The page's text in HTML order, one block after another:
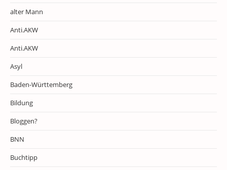
alter Mann
Anti.AKW
Anti.AKW
Asyl
Baden-Württemberg
Bildung
Bloggen?
BNN
Buchtipp